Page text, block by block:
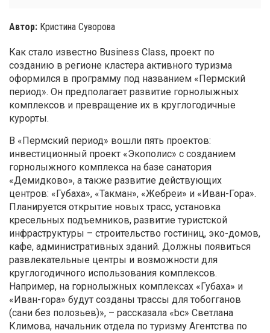
Автор: Кристина Суворова
Как стало известно Business Class, проект по
созданию в регионе кластера активного туризма
оформился в программу под названием «Пермский
период». Он предполагает развитие горнолыжных
комплексов и превращение их в круглогодичные
курорты.
В «Пермский период» вошли пять проектов:
инвестиционный проект «Экополис» с созданием
горнолыжного комплекса на базе санатория
«Демидково», а также развитие действующих
центров: «Губаха», «Такман», «Жебреи» и «Иван-Гора».
Планируется открытие новых трасс, установка
кресельных подъемников, развитие туристской
инфраструктуры – строительство гостиниц, эко-домов,
кафе, административных зданий. Должны появиться
развлекательные центры и возможности для
круглогодичного использования комплексов.
Например, на горнолыжных комплексах «Губаха» и
«Иван-гора» будут созданы трассы для тобогганов
(сани без полозьев)», – рассказала «bc» Светлана
Климова, начальник отдела по туризму Агентства по